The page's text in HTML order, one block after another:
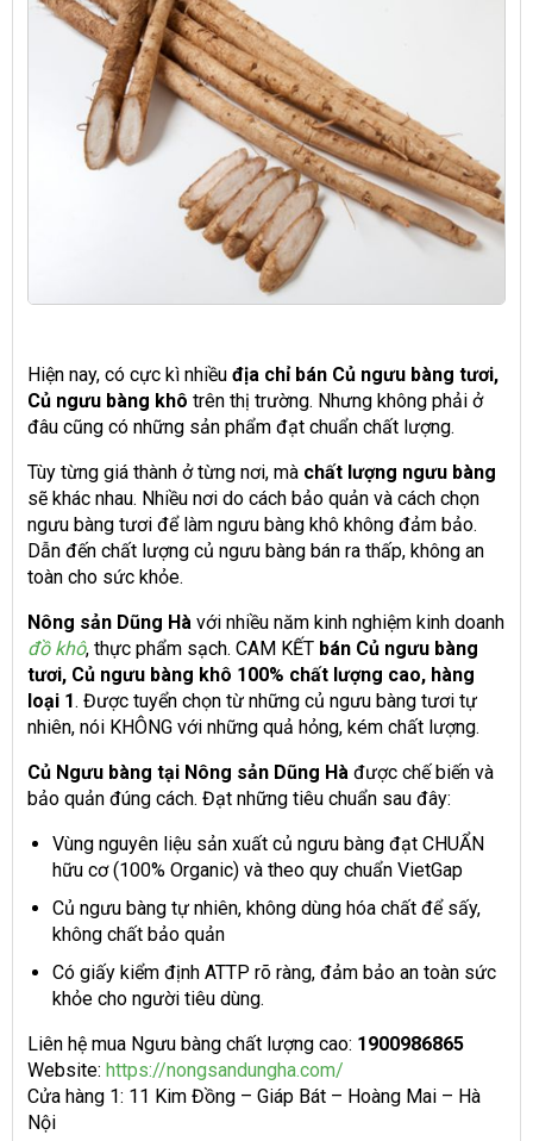
Hiện nay, có cực kì nhiều địa chỉ bán Củ ngưu bàng tươi,
Củ ngưu bàng khô trên thị trường. Nhưng không phải ở
đâu cũng có những sản phẩm đạt chuẩn chất lượng.
Tùy từng giá thành ở từng nơi, mà chất lượng ngưu bàng
sẽ khác nhau. Nhiều nơi do cách bảo quản và cách chọn
ngưu bàng tươi để làm ngưu bàng khô không đảm bảo.
Dẫn đến chất lượng củ ngưu bàng bán ra thấp, không an
toàn cho sức khỏe.
Nông sản Dũng Hà với nhiều năm kinh nghiệm kinh doanh
đồ khô, thực phẩm sạch. CAM KẾT bán Củ ngưu bàng
tươi, Củ ngưu bàng khô 100% chất lượng cao, hàng
loại 1. Được tuyển chọn từ những củ ngưu bàng tươi tự
nhiên, nói KHÔNG với những quả hỏng, kém chất lượng.
Củ Ngưu bàng tại Nông sản Dũng Hà được chế biến và
bảo quản đúng cách. Đạt những tiêu chuẩn sau đây:
Vùng nguyên liệu sản xuất củ ngưu bàng đạt CHUẨN
hữu cơ (100% Organic) và theo quy chuẩn VietGap
Củ ngưu bàng tự nhiên, không dùng hóa chất để sấy,
không chất bảo quản
Có giấy kiểm định ATTP rõ ràng, đảm bảo an toàn sức
khỏe cho người tiêu dùng.
Liên hệ mua Ngưu bàng chất lượng cao: 1900986865
Website: https://nongsandungha.com/
Cửa hàng 1: 11 Kim Đồng – Giáp Bát – Hoàng Mai – Hà
Nội